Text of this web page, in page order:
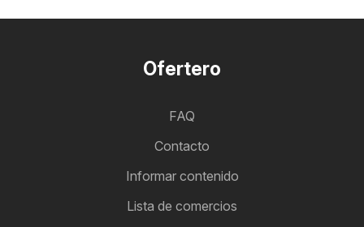
Ofertero
FAQ
Contacto
Informar contenido
Lista de comercios